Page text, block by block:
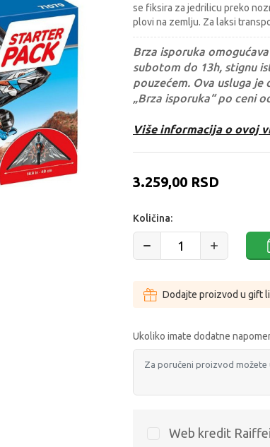
se fiksira za jedrilicu preko
plovi na zemlju. Za laksi
Brza isporuka
subotom do 13h, stignu
pouzećem. Ova usluga
„Brza isporuka“ po ceni
Više informacija o ovoj
3.259,00 RSD
Količina:
Dodajte proizvod u gift
Ukoliko imate dodatne
Web kredit